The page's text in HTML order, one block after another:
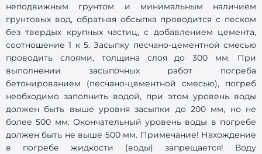
неподвижным грунтом и минимальным наличием
грунтовых вод, обратная обсыпка проводится с песком
без твердых крупных частиц, с добавлением цемента,
соотношение 1 к 5. Засыпку песчано-цементной смесью
проводить слоями, толщина слоя до 300 мм. При
выполнении засыпочных работ погреба
бетонированием (песчано-цементной смесью), погреб
необходимо заполнить водой, при этом уровень воды
должен быть выше уровня засыпки до 200 мм, но не
более 500 мм. Окончательный уровень воды в погребе
должен быть не выше 500 мм. Примечание! Нахождение
в погребе жидкости (воды) запрещается! Воду